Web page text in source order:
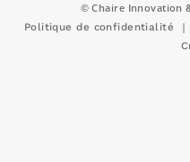
© Chaire Innovation
Politique de confidentialité |